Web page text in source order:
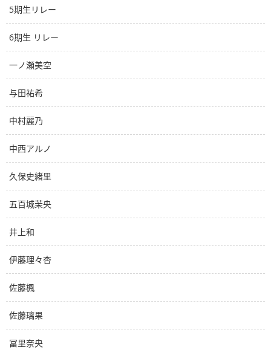
5期生リレー
6期生 リレー
一ノ瀬美空
与田祐希
中村麗乃
中西アルノ
久保史緒里
五百城茉央
井上和
伊藤理々杏
佐藤楓
佐藤璃果
冨里奈央